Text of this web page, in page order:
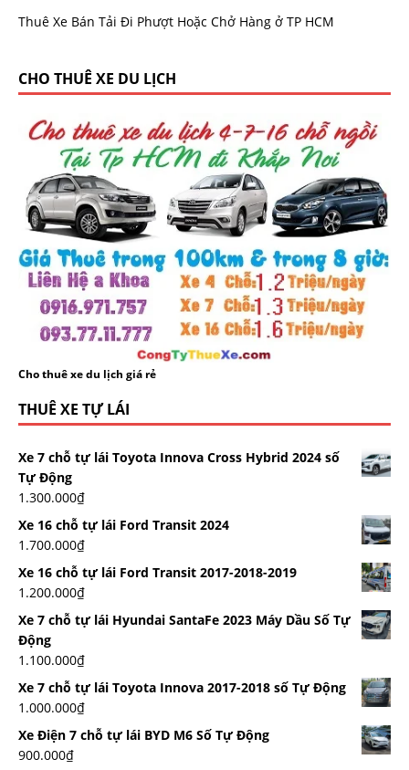
Thuê Xe Bán Tải Đi Phượt Hoặc Chở Hàng ở TP HCM
CHO THUÊ XE DU LỊCH
Cho thuê xe du lịch giá rẻ
THUÊ XE TỰ LÁI
Xe 7 chỗ tự lái Toyota Innova Cross Hybrid 2024 số
Tự Động
1.300.000₫
Xe 16 chỗ tự lái Ford Transit 2024
1.700.000₫
Xe 16 chỗ tự lái Ford Transit 2017-2018-2019
1.200.000₫
Xe 7 chỗ tự lái Hyundai SantaFe 2023 Máy Dầu Số Tự
Động
1.100.000₫
Xe 7 chỗ tự lái Toyota Innova 2017-2018 số Tự Động
1.000.000₫
Xe Điện 7 chỗ tự lái BYD M6 Số Tự Động
900.000₫